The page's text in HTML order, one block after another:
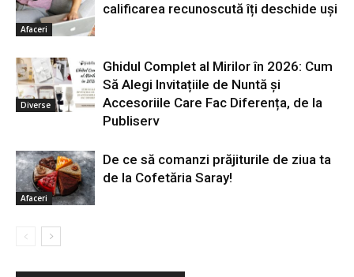
Afaceri
calificarea recunoscută îți deschide uși
Diverse
Ghidul Complet al Mirilor în 2026: Cum
Să Alegi Invitațiile de Nuntă și
Accesoriile Care Fac Diferența, de la
Publiserv
Afaceri
De ce să comanzi prăjiturile de ziua ta
de la Cofetăria Saray!